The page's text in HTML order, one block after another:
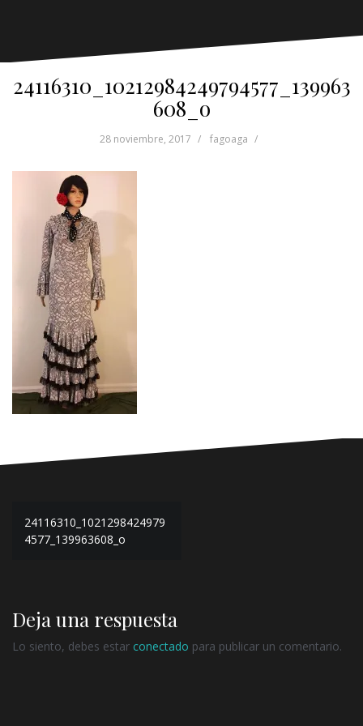
24116310_10212984249794577_139963
608_o
28 noviembre, 2017 fagoaga
Navegación
de
24116310_1021298424979
4577_139963608_o
Deja una respuesta
Lo siento, debes estar conectado para publicar un comentario.